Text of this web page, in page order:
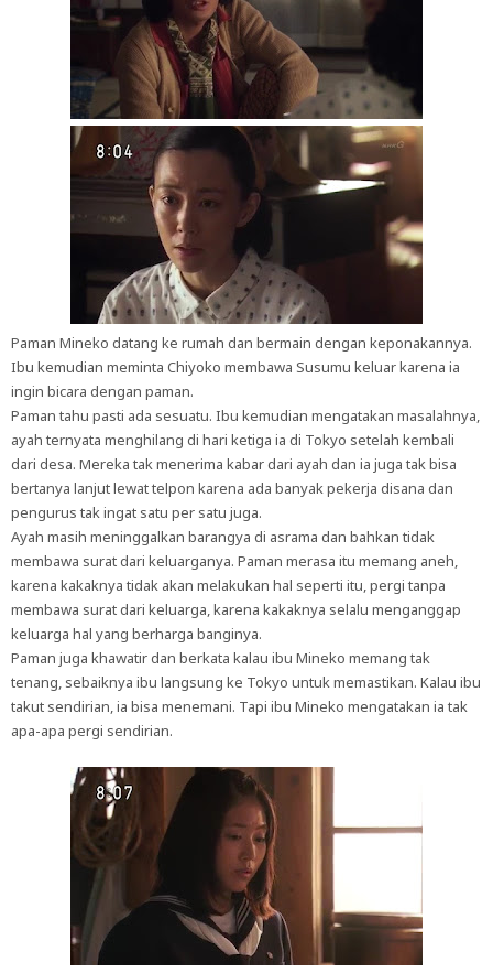
Paman Mineko datang ke rumah dan bermain dengan keponakannya.
Ibu kemudian meminta Chiyoko membawa Susumu keluar karena ia
ingin bicara dengan paman.
Paman tahu pasti ada sesuatu. Ibu kemudian mengatakan masalahnya,
ayah ternyata menghilang di hari ketiga ia di Tokyo setelah kembali
dari desa. Mereka tak menerima kabar dari ayah dan ia juga tak bisa
bertanya lanjut lewat telpon karena ada banyak pekerja disana dan
pengurus tak ingat satu per satu juga.
Ayah masih meninggalkan barangya di asrama dan bahkan tidak
membawa surat dari keluarganya. Paman merasa itu memang aneh,
karena kakaknya tidak akan melakukan hal seperti itu, pergi tanpa
membawa surat dari keluarga, karena kakaknya selalu menganggap
keluarga hal yang berharga banginya.
Paman juga khawatir dan berkata kalau ibu Mineko memang tak
tenang, sebaiknya ibu langsung ke Tokyo untuk memastikan. Kalau ibu
takut sendirian, ia bisa menemani. Tapi ibu Mineko mengatakan ia tak
apa-apa pergi sendirian.